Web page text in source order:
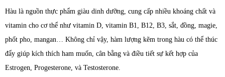
Hàu là nguồn thực phẩm giàu dinh dưỡng, cung cấp nhiều khoáng chất và
vitamin cho cơ thể như vitamin D, vitamin B1, B12, B3, sắt, đồng, magie,
phốt pho, mangan… Không chỉ vậy, hàm lượng kẽm trong hàu có thể thúc
đẩy giúp kích thích ham muốn, cân bằng và điều tiết sự kết hợp của
Estrogen, Progesterone, và Testosterone.